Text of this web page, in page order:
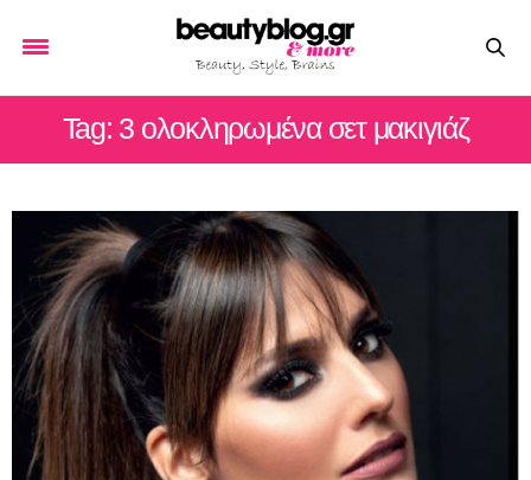
Tag: 3 ολοκληρωμένα σετ μακιγιάζ